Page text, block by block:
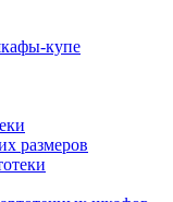
купе
размеров